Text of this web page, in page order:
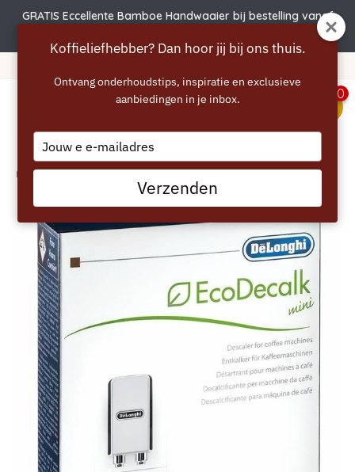
GRATIS Eccellente Bamboe Handwaaier bij bestelling vanaf
0
Home
Koffieliefhebber? Dan hoor jij bij ons thuis.
Ontvang onderhoudstips, inspiratie en exclusieve
aanbiedingen in je inbox.
Type
your
email
Verzenden